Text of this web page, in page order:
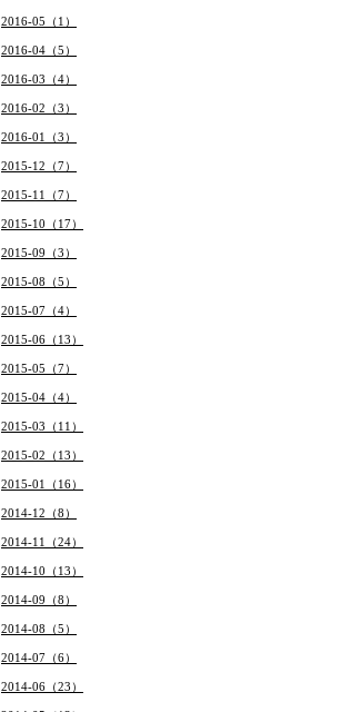
2016-05（1）
2016-04（5）
2016-03（4）
2016-02（3）
2016-01（3）
2015-12（7）
2015-11（7）
2015-10（17）
2015-09（3）
2015-08（5）
2015-07（4）
2015-06（13）
2015-05（7）
2015-04（4）
2015-03（11）
2015-02（13）
2015-01（16）
2014-12（8）
2014-11（24）
2014-10（13）
2014-09（8）
2014-08（5）
2014-07（6）
2014-06（23）